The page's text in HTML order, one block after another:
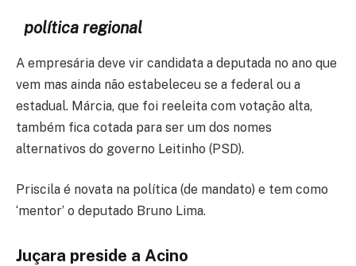
política regional
A empresária deve vir candidata a deputada no ano que
vem mas ainda não estabeleceu se a federal ou a
estadual. Márcia, que foi reeleita com votação alta,
também fica cotada para ser um dos nomes
alternativos do governo Leitinho (PSD).
Priscila é novata na política (de mandato) e tem como
‘mentor’ o deputado Bruno Lima.
Juçara preside a Acino